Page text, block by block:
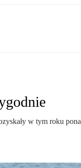
w tym roku